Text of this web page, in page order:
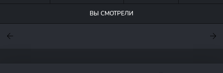
ВЫ СМОТРЕЛИ